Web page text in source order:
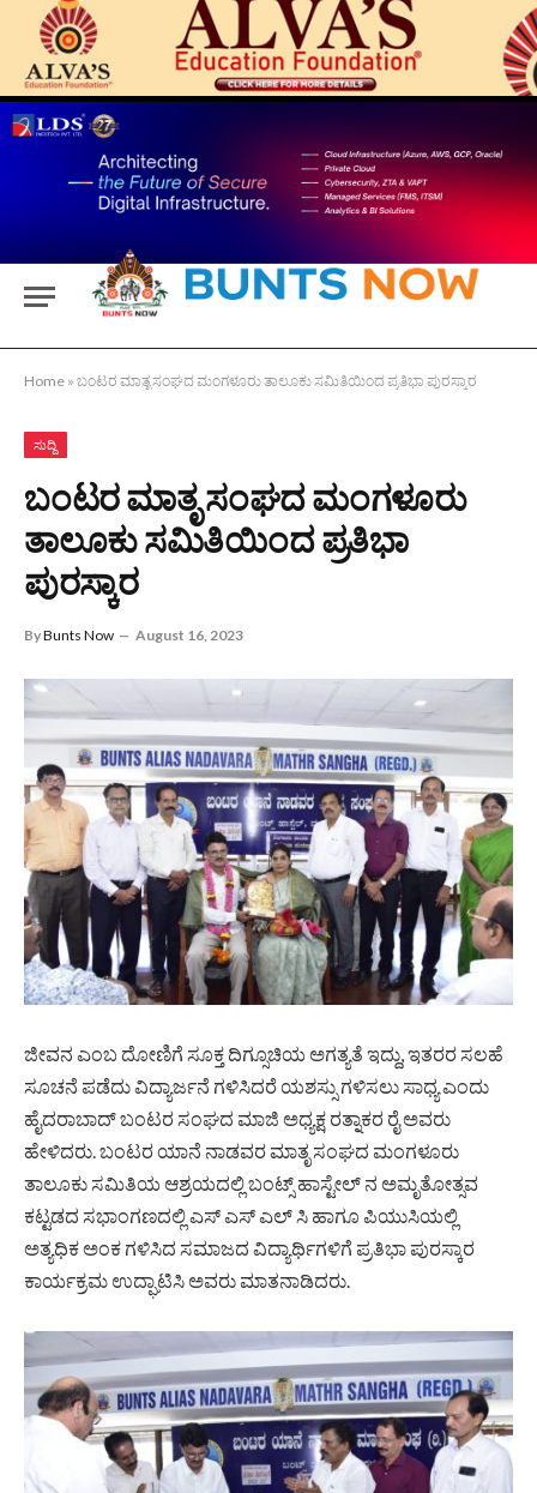
Home » ಬಂಟರ ಮಾತೃ ಸಂಘದ ಮಂಗಳೂರು ತಾಲೂಕು ಸಮಿತಿಯಿಂದ ಪ್ರತಿಭಾ ಪುರಸ್ಕಾರ
ಸುದ್ದಿ
ಬಂಟರ ಮಾತೃ ಸಂಘದ ಮಂಗಳೂರು
ತಾಲೂಕು ಸಮಿತಿಯಿಂದ ಪ್ರತಿಭಾ
ಪುರಸ್ಕಾರ
ByBunts Now August 16, 2023
ಜೀವನ ಎಂಬ ದೋಣಿಗೆ ಸೂಕ್ತ ದಿಗ್ಸೂಚಿಯ ಅಗತ್ಯತೆ ಇದ್ದು, ಇತರರ ಸಲಹೆ
ಸೂಚನೆ ಪಡೆದು ವಿದ್ಯಾರ್ಜನೆ ಗಳಿಸಿದರೆ ಯಶಸ್ಸು ಗಳಿಸಲು ಸಾಧ್ಯ ಎಂದು
ಹೈದರಾಬಾದ್ ಬಂಟರ ಸಂಘದ ಮಾಜಿ ಅಧ್ಯಕ್ಷ ರತ್ನಾಕರ ರೈ ಅವರು
ಹೇಳಿದರು. ಬಂಟರ ಯಾನೆ ನಾಡವರ ಮಾತೃ ಸಂಘದ ಮಂಗಳೂರು
ತಾಲೂಕು ಸಮಿತಿಯ ಆಶ್ರಯದಲ್ಲಿ ಬಂಟ್ಸ್ ಹಾಸ್ಟೇಲ್ ನ ಅಮೃತೋತ್ಸವ
ಕಟ್ಟಡದ ಸಭಾಂಗಣದಲ್ಲಿ ಎಸ್ ಎಸ್ ಎಲ್ ಸಿ ಹಾಗೂ ಪಿಯುಸಿಯಲ್ಲಿ
ಅತ್ಯಧಿಕ ಅಂಕ ಗಳಿಸಿದ ಸಮಾಜದ ವಿದ್ಯಾರ್ಥಿಗಳಿಗೆ ಪ್ರತಿಭಾ ಪುರಸ್ಕಾರ
ಕಾರ್ಯಕ್ರಮ ಉದ್ಘಾಟಿಸಿ ಅವರು ಮಾತನಾಡಿದರು.